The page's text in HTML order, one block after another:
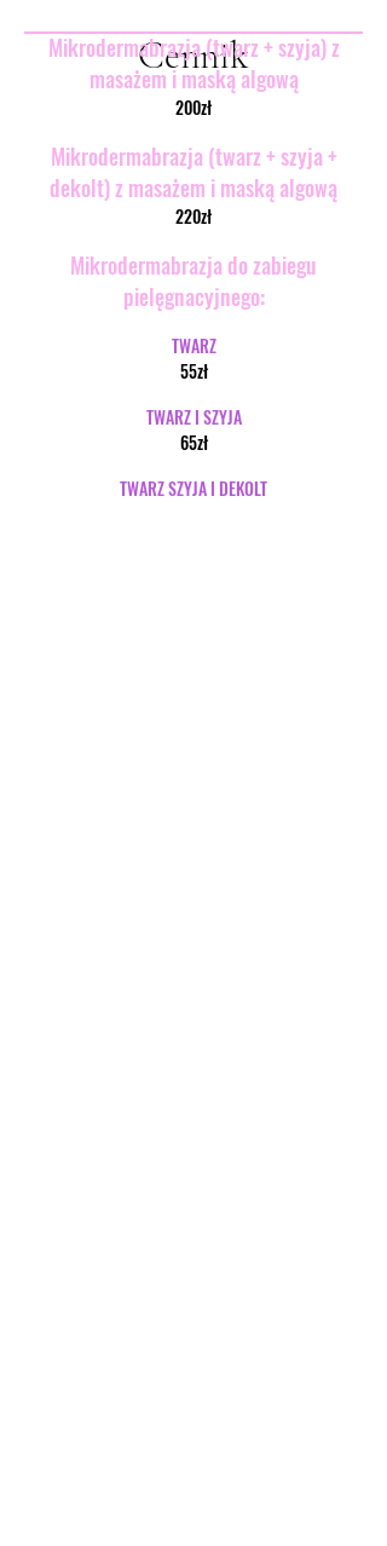
Cennik
Mikrodermabrazja (twarz + szyja) z
masażem i maską algową
200zł
Mikrodermabrazja (twarz + szyja +
dekolt) z masażem i maską algową
220zł
Mikrodermabrazja do zabiegu
pielęgnacyjnego:
TWARZ
55zł
TWARZ I SZYJA
65zł
TWARZ SZYJA I DEKOLT